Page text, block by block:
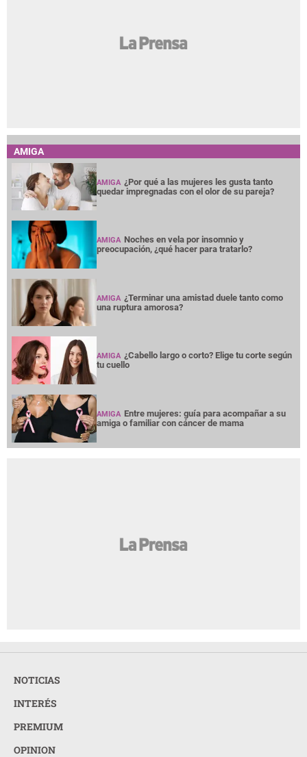
AMIGA
AMIGA ¿Por qué a las mujeres les gusta tanto
quedar impregnadas con el olor de su pareja?
AMIGA Noches en vela por insomnio y
preocupación, ¿qué hacer para tratarlo?
AMIGA ¿Terminar una amistad duele tanto como
una ruptura amorosa?
AMIGA ¿Cabello largo o corto? Elige tu corte según
tu cuello
AMIGA Entre mujeres: guía para acompañar a su
amiga o familiar con cáncer de mama
NOTICIAS
INTERÉS
PREMIUM
OPINION